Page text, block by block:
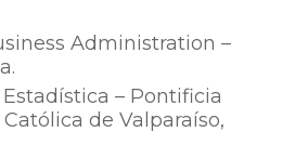
Administration –
– Pontificia
de Valparaíso,